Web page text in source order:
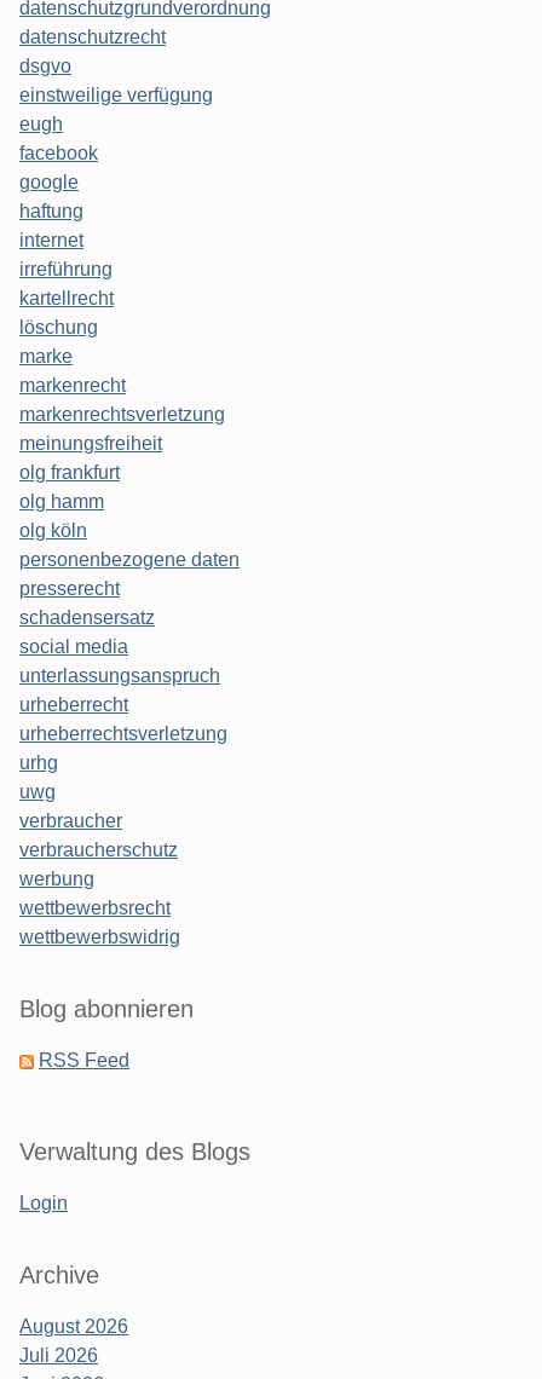
datenschutzgrundverordnung
datenschutzrecht
dsgvo
einstweilige verfügung
eugh
facebook
google
haftung
internet
irreführung
kartellrecht
löschung
marke
markenrecht
markenrechtsverletzung
meinungsfreiheit
olg frankfurt
olg hamm
olg köln
personenbezogene daten
presserecht
schadensersatz
social media
unterlassungsanspruch
urheberrecht
urheberrechtsverletzung
urhg
uwg
verbraucher
verbraucherschutz
werbung
wettbewerbsrecht
wettbewerbswidrig
Blog abonnieren
RSS Feed
Verwaltung des Blogs
Login
Archive
August 2026
Juli 2026